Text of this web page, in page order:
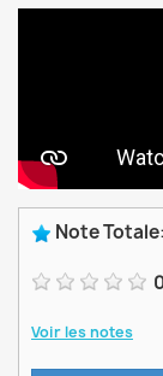
Note Totale:
Voir les notes